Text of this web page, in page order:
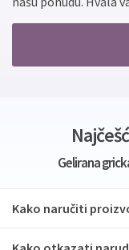
Gelirana
Kako naručiti